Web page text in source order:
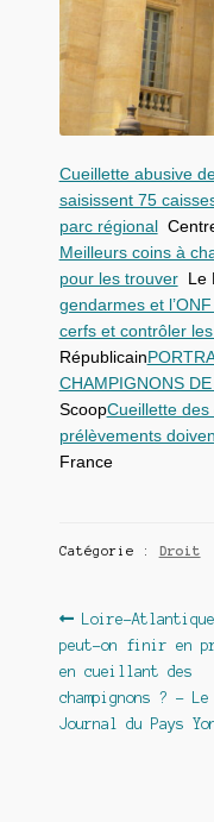
Cueillette abusive
saisissent 75
parc régional
Meilleurs coins à
pour les trouverLe
gendarmes et
cerfs et contrôler
Républicain
CHAMPIGNONS
ScoopCueillette
prélèvements
France
Catégorie : Droit
Navigation
de
l’article
Article
précédent :
Loire-
peut-on finir en
en cueillant des
champignons ? – Le
Journal du Pays